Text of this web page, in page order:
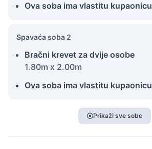
Ova soba ima vlastitu kupaonicu
Spavaća soba 2
Bračni krevet za dvije osobe
1.80m x 2.00m
Ova soba ima vlastitu kupaonicu
Prikaži sve sobe